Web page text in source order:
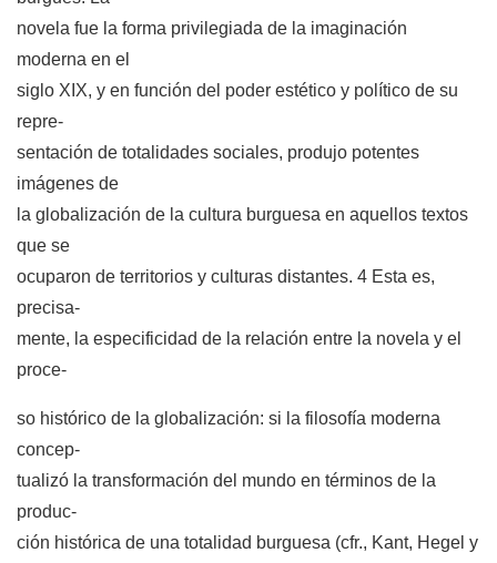
novela fue la forma privilegiada de la imaginación
moderna en el
siglo XIX, y en función del poder estético y político de su
repre-
sentación de totalidades sociales, produjo potentes
imágenes de
la globalización de la cultura burguesa en aquellos textos
que se
ocuparon de territorios y culturas distantes. 4 Esta es,
precisa-
mente, la especificidad de la relación entre la novela y el
proce-
so histórico de la globalización: si la filosofía moderna
concep-
tualizó la transformación del mundo en términos de la
produc-
ción histórica de una totalidad burguesa (cfr., Kant, Hegel y